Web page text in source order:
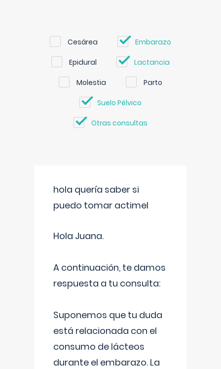
Cesárea Embarazo
Epidural Lactancia
Molestia Parto
Suelo Pélvico
Otras consultas
hola quería saber si
puedo tomar actimel
Hola Juana.
A continuación, te damos
respuesta a tu consulta:
Suponemos que tu duda
está relacionada con el
consumo de lácteos
durante el embarazo. La